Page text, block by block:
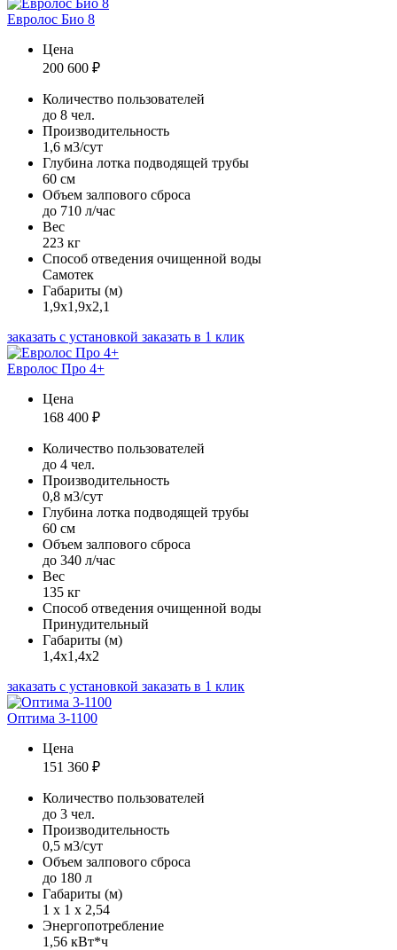
Евролос Био 8
Цена
200 600 ₽
Количество пользователей
до 8 чел.
Производительность
1,6 м3/сут
Глубина лотка подводящей трубы
60 см
Объем залпового сброса
до 710 л/час
Вес
223 кг
Способ отведения очищенной воды
Самотек
Габариты (м)
1,9х1,9х2,1
заказать с установкой заказать в 1 клик
Евролос Про 4+
Цена
168 400 ₽
Количество пользователей
до 4 чел.
Производительность
0,8 м3/сут
Глубина лотка подводящей трубы
60 см
Объем залпового сброса
до 340 л/час
Вес
135 кг
Способ отведения очищенной воды
Принудительный
Габариты (м)
1,4х1,4х2
заказать с установкой заказать в 1 клик
Оптима 3-1100
Цена
151 360 ₽
Количество пользователей
до 3 чел.
Производительность
0,5 м3/сут
Объем залпового сброса
до 180 л
Габариты (м)
1 х 1 х 2,54
Энергопотребление
1,56 кВт*ч